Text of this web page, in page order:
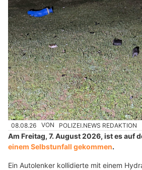
08.08.26 VON POLIZEI.NEWS REDAKTION
Am Freitag, 7. August 2026, ist es auf
einem Selbstunfall gekommen.
Ein Autolenker kollidierte mit einem